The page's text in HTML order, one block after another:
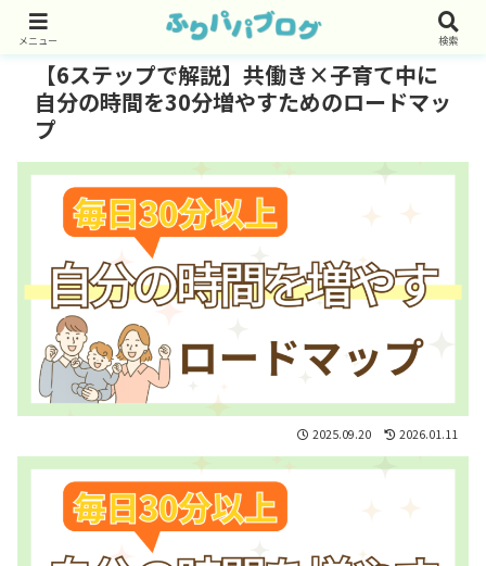
【6ステップで解説】共働き×子育て中に
自分の時間を30分増やすためのロードマッ
プ
2025.09.20 2026.01.11
メニュー 検索